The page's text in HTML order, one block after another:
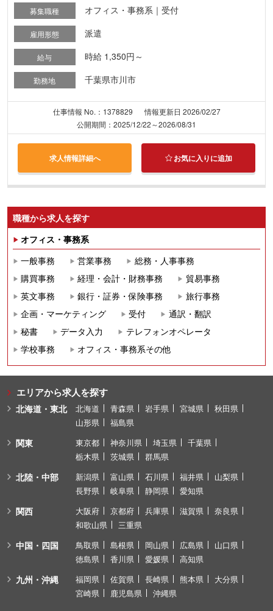
募集職種 オフィス・事務系｜受付
雇用形態 派遣
給与 時給 1,350円～
勤務地 千葉県市川市
仕事情報 No.：1378829
情報更新日 2026/02/27
公開期間：2025/12/22～2026/08/31
求人情報詳細へ お気に入りに追加
職種から求人を探す
オフィス・事務系
一般事務
営業事務
総務・人事事務
購買事務
経理・会計・財務事務
貿易事務
英文事務
銀行・証券・保険事務
旅行事務
企画・マーケティング
受付
通訳・翻訳
秘書
データ入力
テレフォンオペレータ
学校事務
オフィス・事務系その他
エリアから求人を探す
北海道・東北 北海道 青森県 岩手県 宮城県
秋田県
山形県
福島県
関東 東京都 神奈川県 埼玉県
千葉県
栃木県
茨城県 群馬県
北陸・中部 新潟県 富山県 石川県 福井県
山梨県
長野県
岐阜県 静岡県 愛知県
関西 大阪府 京都府 兵庫県 滋賀県
奈良県
和歌山県
三重県
中国・四国 鳥取県 島根県 岡山県 広島県
山口県
徳島県
香川県 愛媛県 高知県
九州・沖縄 福岡県 佐賀県 長崎県 熊本県
大分県
宮崎県
鹿児島県 沖縄県